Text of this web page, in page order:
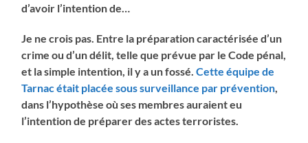
d’avoir l’intention de…
Je ne crois pas. Entre la préparation caractérisée d’un
crime ou d’un délit, telle que prévue par le Code pénal,
et la simple intention, il y a un fossé.Cette équipe de
Tarnac était placée sous surveillance par prévention
dans l’hypothèse où ses membres auraient eu
l’intention de préparer des actes terroristes.